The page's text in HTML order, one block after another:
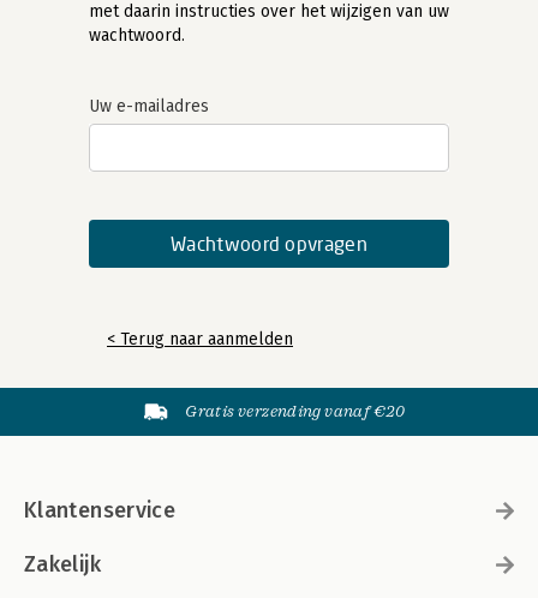
met daarin instructies over het wijzigen van uw
wachtwoord.
Uw e-mailadres
< Terug naar aanmelden
Gratis verzending vanaf €20
Klantenservice
Zakelijk